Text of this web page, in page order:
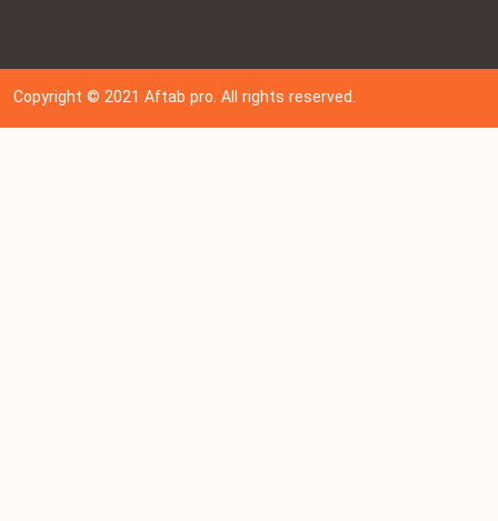
Copyright © 202 1Aftab pro. All rights reserved.